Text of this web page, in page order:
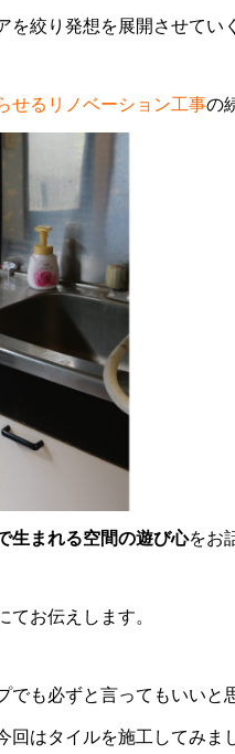
絞り発想を展開させてい
せるリノベーション工事の
生まれる空間の遊び心をお
てお伝えします。
でも必ずと言ってもいいと
回はタイルを施工してみ